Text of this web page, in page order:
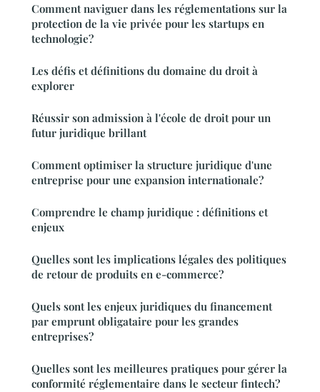
Comment naviguer dans les réglementations sur la
protection de la vie privée pour les startups en
technologie?
Les défis et définitions du domaine du droit à
explorer
Réussir son admission à l'école de droit pour un
futur juridique brillant
Comment optimiser la structure juridique d'une
entreprise pour une expansion internationale?
Comprendre le champ juridique : définitions et
enjeux
Quelles sont les implications légales des politiques
de retour de produits en e-commerce?
Quels sont les enjeux juridiques du financement
par emprunt obligataire pour les grandes
entreprises?
Quelles sont les meilleures pratiques pour gérer la
conformité réglementaire dans le secteur fintech?